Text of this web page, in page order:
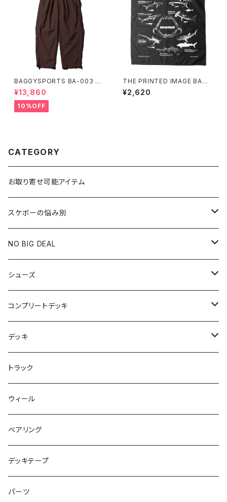
BAGGYSPORTS BA-003 2T
UCKS NYLON CHINO
¥13,860
10%OFF
THE PRINTED IMAGE BAND
ANA Shark
¥2,620
CATEGORY
お取り寄せ可能アイテム
スケボーの悩み別
膝や腰が痛い
NO BIG DEAL
NBD CUSTOMIZED
USED ITEM
Tシャツ
パンツ
キャップ
アウター
シャツ
トップス
シューズ
キッズシューズ
NIKE SB ORANGE LABEL/ISO
NIKE SB ISHOD2
NIKE SB PS8
NIKE SB DUNK
NM933
ゴツいシューズ最高！
コンプリートデッキ
HI5のパーツセット
エントリーモデルコンプリート
7.7インチ
8インチ
8.2インチ
デッキ
7インチ
7.2インチ
7.3インチ
7.5インチ
7.7インチ
トラック
ウィール
ベアリング
デッキテープ
パーツ